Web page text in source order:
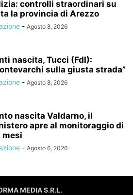
controlli straordinari su
la provincia di Arezzo
- Agosto 8, 2026
nascita, Tucci (FdI):
sulla giusta strada”
- Agosto 8, 2026
nascita Valdarno, il
apre al monitoraggio di
mesi
- Agosto 6, 2026
MEDIA S.R.L.